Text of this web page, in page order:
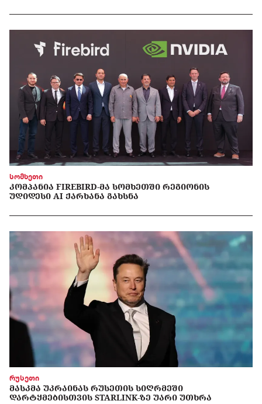
სომხეთი
ᲙᲝᲛᲞᲐᲜᲘᲐ FIREBIRD-ᲛᲐ ᲡᲝᲛᲮᲔᲗᲨᲘ ᲠᲔᲒᲘᲝᲜᲘᲡ
ᲣᲓᲘᲓᲔᲡᲘ AI ᲥᲐᲠᲮᲐᲜᲐ ᲒᲐᲮᲡᲜᲐ
რუსეთი
ᲛᲐᲡᲙᲛᲐ ᲣᲙᲠᲐᲘᲜᲐᲡ ᲠᲣᲡᲔᲗᲘᲡ ᲡᲘᲦᲠᲛᲔᲨᲘ
ᲓᲐᲠᲢᲧᲛᲔᲑᲘᲡᲗᲕᲘᲡ STARLINK-ᲖᲔ ᲣᲐᲠᲘ ᲣᲗᲮᲠᲐ